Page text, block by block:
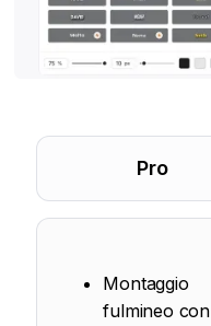
Pro
Montaggio
fulmineo con